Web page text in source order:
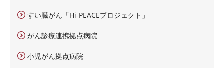
すい臓がん「Hi-PEACEプロジェクト」
がん診療連携拠点病院
小児がん拠点病院